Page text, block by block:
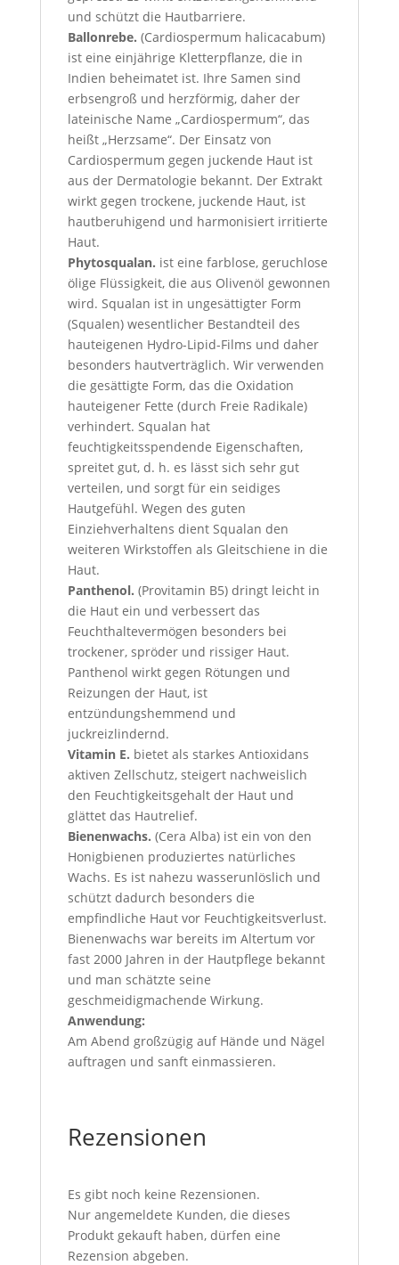
und schützt die Hautbarriere.
Ballonrebe. (Cardiospermum halicacabum)
ist eine einjährige Kletterpflanze, die in
Indien beheimatet ist. Ihre Samen sind
erbsengroß und herzförmig, daher der
lateinische Name „Cardiospermum“, das
heißt „Herzsame“. Der Einsatz von
Cardiospermum gegen juckende Haut ist
aus der Dermatologie bekannt. Der Extrakt
wirkt gegen trockene, juckende Haut, ist
hautberuhigend und harmonisiert irritierte
Haut.
Phytosqualan. ist eine farblose, geruchlose
ölige Flüssigkeit, die aus Olivenöl gewonnen
wird. Squalan ist in ungesättigter Form
(Squalen) wesentlicher Bestandteil des
hauteigenen Hydro-Lipid-Films und daher
besonders hautverträglich. Wir verwenden
die gesättigte Form, das die Oxidation
hauteigener Fette (durch Freie Radikale)
verhindert. Squalan hat
feuchtigkeitsspendende Eigenschaften,
spreitet gut, d. h. es lässt sich sehr gut
verteilen, und sorgt für ein seidiges
Hautgefühl. Wegen des guten
Einziehverhaltens dient Squalan den
weiteren Wirkstoffen als Gleitschiene in die
Haut.
Panthenol. (Provitamin B5) dringt leicht in
die Haut ein und verbessert das
Feuchthaltevermögen besonders bei
trockener, spröder und rissiger Haut.
Panthenol wirkt gegen Rötungen und
Reizungen der Haut, ist
entzündungshemmend und
juckreizlindernd.
Vitamin E. bietet als starkes Antioxidans
aktiven Zellschutz, steigert nachweislich
den Feuchtigkeitsgehalt der Haut und
glättet das Hautrelief.
Bienenwachs. (Cera Alba) ist ein von den
Honigbienen produziertes natürliches
Wachs. Es ist nahezu wasserunlöslich und
schützt dadurch besonders die
empfindliche Haut vor Feuchtigkeitsverlust.
Bienenwachs war bereits im Altertum vor
fast 2000 Jahren in der Hautpflege bekannt
und man schätzte seine
geschmeidigmachende Wirkung.
Anwendung:
Am Abend großzügig auf Hände und Nägel
auftragen und sanft einmassieren.
Rezensionen
Es gibt noch keine Rezensionen.
Nur angemeldete Kunden, die dieses
Produkt gekauft haben, dürfen eine
Rezension abgeben.